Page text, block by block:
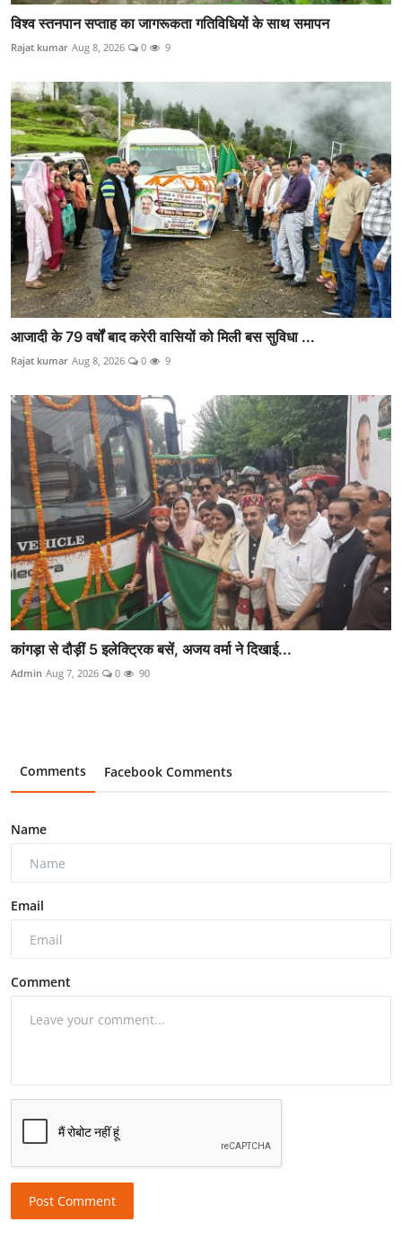
विश्व स्तनपान सप्ताह का जागरूकता गतिविधियों के साथ समापन
Rajat kumar Aug 8, 2026 0 9
आजादी के 79 वर्षों बाद करेरी वासियों को मिली बस सुविधा ...
Rajat kumar Aug 8, 2026 0 9
कांगड़ा से दौड़ीं 5 इलेक्ट्रिक बसें, अजय वर्मा ने दिखाई...
Admin Aug 7, 2026 0 90
Comments Facebook Comments
Name
Email
Comment
Post Comment